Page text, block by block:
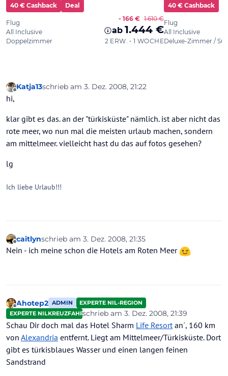
Offline
Katja13schrieb am 3. Dez. 2008, 21:22
zuletzt editiert von
hi,
klar gibt es das. an der "türkisküste" nämlich. ist aber nicht das
rote meer, wo nun mal die meisten urlaub machen, sondern
am mittelmeer. vielleicht hast du das auf fotos gesehen?
lg
Ich liebe Urlaub!!!
Offline
caitlynschrieb am 3. Dez. 2008, 21:35
zuletzt editiert von
Nein - ich meine schon die Hotels am Roten Meer
Offline
Ahotep2 ADMIN
EXPERTE NIL-REGION
EXPERTE NILKREUZFAHRTENschrieb am 3. Dez. 2008, 21:39
zuletzt editiert von
Schau Dir doch mal das Hotel Sharm Life Resort an´, 160 km
von Alexandria entfernt. Liegt am Mittelmeer/Türkisküste. Dort
gibt es türkisblaues Wasser und einen langen feinen
Sandstrand